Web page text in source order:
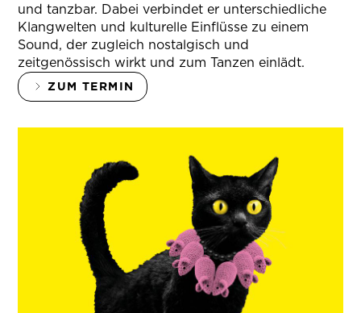
und tanzbar. Dabei verbindet er unterschiedliche
Klangwelten und kulturelle Einflüsse zu einem
Sound, der zugleich nostalgisch und
zeitgenössisch wirkt und zum Tanzen einlädt.
ZUM TERMIN